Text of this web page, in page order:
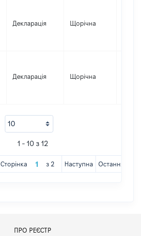
Декларація Щорічна
Декларація Щорічна
1 - 10 з 12
Сторінка з 2 Наступна Остання
ПРО РЕЄСТР